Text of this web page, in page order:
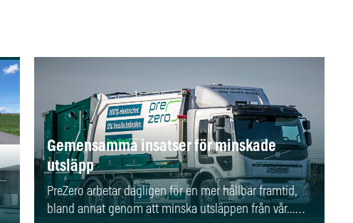
Gemensamma insatser för minskade
utsläpp
PreZero arbetar dagligen för en mer hållbar framtid,
bland annat genom att minska utsläppen från vår...…